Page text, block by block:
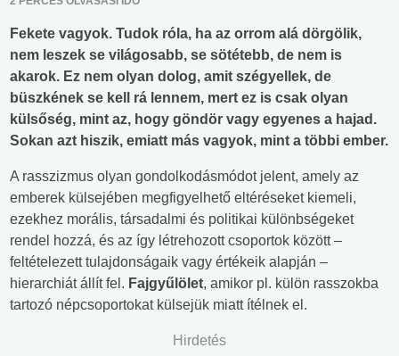
Fekete vagyok. Tudok róla, ha az orrom alá dörgölik,
nem leszek se világosabb, se sötétebb, de nem is
akarok. Ez nem olyan dolog, amit szégyellek, de
büszkének se kell rá lennem, mert ez is csak olyan
külsőség, mint az, hogy göndör vagy egyenes a hajad.
Sokan azt hiszik, emiatt más vagyok, mint a többi ember.
A rasszizmus olyan gondolkodásmódot jelent, amely az
emberek külsejében megfigyelhető eltéréseket kiemeli,
ezekhez morális, társadalmi és politikai különbségeket
rendel hozzá, és az így létrehozott csoportok között –
feltételezett tulajdonságaik vagy értékeik alapján –
hierarchiát állít fel. Fajgyűlölet, amikor pl. külön rasszokba
tartozó népcsoportokat külsejük miatt ítélnek el.
Hirdetés